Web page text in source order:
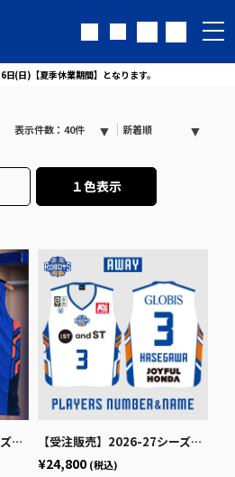
(日)【夏季休業期間】となります。
表示件数：40件 新着順
１色表示
ー） 【受注販売】2026-27シーズンオーセンティックユニフォーム（アウェー/ホワイト）
¥24,800 (税込)